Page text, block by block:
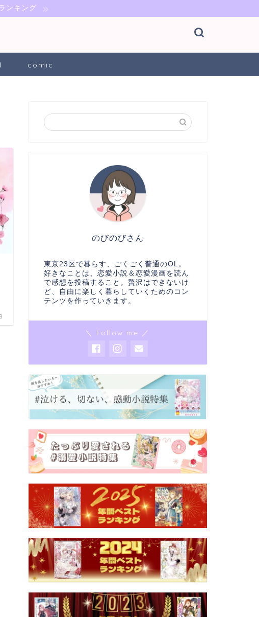
ンキング
comic
のびのびさん
東京23区で暮らす、ごくごく普通のOL。
好きなことは、恋愛小説＆恋愛漫画を読ん
で感想を投稿すること。贅沢はできないけ
ど、自由に楽しく暮らしていくためのコン
テンツを作っていきます。
＼ Follow me ／